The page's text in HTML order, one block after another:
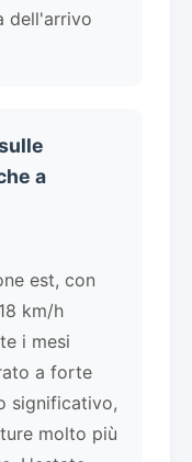
dell'arrivo
a
est, con
km/h
i mesi
a forte
significativo,
molto più